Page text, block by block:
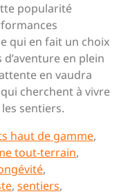
popularité
qui en fait un choix
en plein
en vaudra
cherchent à vivre
sentiers.
haut de gamme,
tout-terrain,
,
, sentiers,